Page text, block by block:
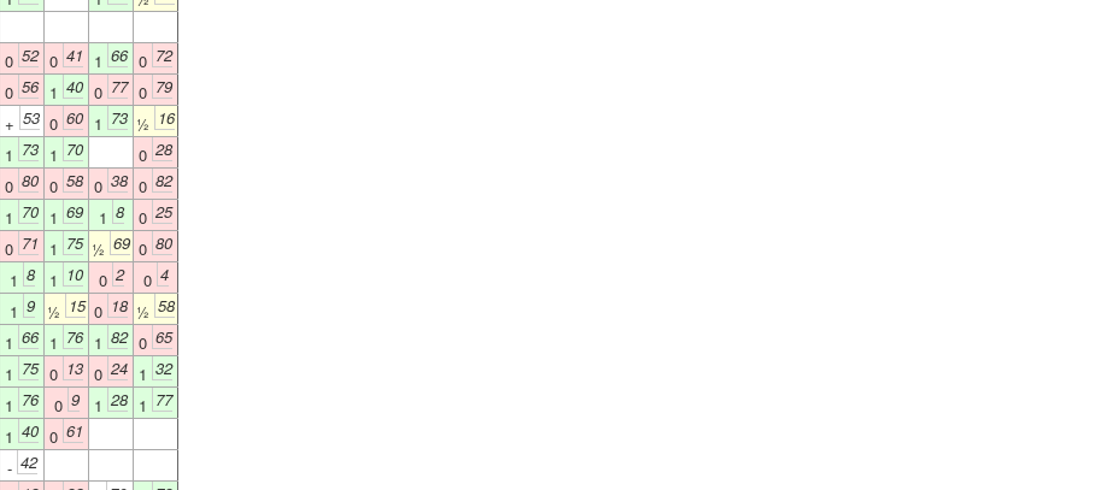
0 52 0 41 1 66 0 72
0 56 1 40 0 77 0 79
+ 53 0 60 1 73 ½ 16
1 73 1 70 0 28
0 80 0 58 0 38 0 82
1 70 1 69 1 8 0 25
0 71 1 75 ½ 69 0 80
1 8 1 10 0 2 0 4
1 9 ½ 15 0 18 ½ 58
1 66 1 76 1 82 0 65
1 75 0 13 0 24 1 32
1 76 0 9 1 28 1 77
1 40 0 61
- 42